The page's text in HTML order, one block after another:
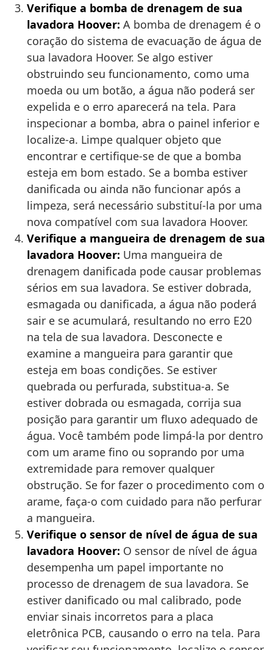
Verifique a bomba de drenagem de sua
lavadora Hoover: A bomba de drenagem é o
coração do sistema de evacuação de água de
sua lavadora Hoover. Se algo estiver
obstruindo seu funcionamento, como uma
moeda ou um botão, a água não poderá ser
expelida e o erro aparecerá na tela. Para
inspecionar a bomba, abra o painel inferior e
localize-a. Limpe qualquer objeto que
encontrar e certifique-se de que a bomba
esteja em bom estado. Se a bomba estiver
danificada ou ainda não funcionar após a
limpeza, será necessário substituí-la por uma
nova compatível com sua lavadora Hoover.
Verifique a mangueira de drenagem de sua
lavadora Hoover: Uma mangueira de
drenagem danificada pode causar problemas
sérios em sua lavadora. Se estiver dobrada,
esmagada ou danificada, a água não poderá
sair e se acumulará, resultando no erro E20
na tela de sua lavadora. Desconecte e
examine a mangueira para garantir que
esteja em boas condições. Se estiver
quebrada ou perfurada, substitua-a. Se
estiver dobrada ou esmagada, corrija sua
posição para garantir um fluxo adequado de
água. Você também pode limpá-la por dentro
com um arame fino ou soprando por uma
extremidade para remover qualquer
obstrução. Se for fazer o procedimento com o
arame, faça-o com cuidado para não perfurar
a mangueira.
Verifique o sensor de nível de água de sua
lavadora Hoover: O sensor de nível de água
desempenha um papel importante no
processo de drenagem de sua lavadora. Se
estiver danificado ou mal calibrado, pode
enviar sinais incorretos para a placa
eletrônica PCB, causando o erro na tela. Para